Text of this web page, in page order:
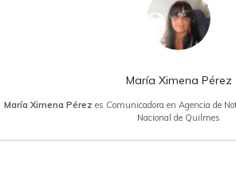
María Ximena Pérez
María Ximena Pérez es Comunicadora en Agencia de
Nacional de Quilmes